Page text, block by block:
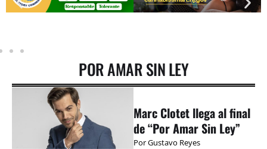
POR AMAR SIN LEY
Marc Clotet llega al final
de “Por Amar Sin Ley”
Por Gustavo Reyes